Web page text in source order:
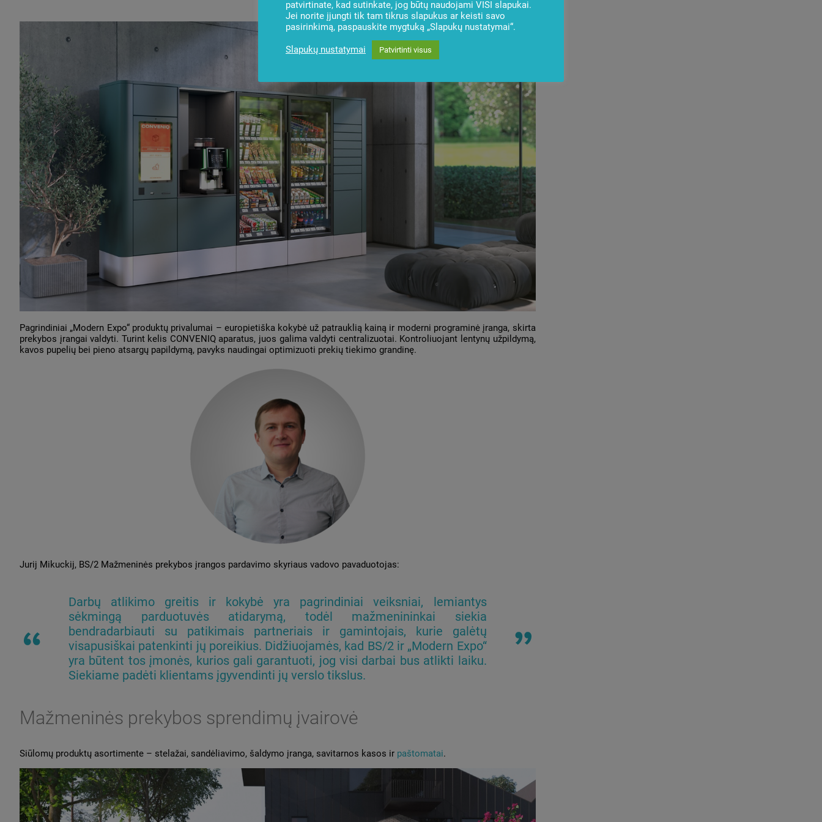
Pagrindiniai „Modern Expo“ produktų privalumai – europietiška kokybė už patrauklią kainą ir moderni programinė įranga, skirta
prekybos įrangai valdyti. Turint kelis CONVENIQ aparatus, juos galima valdyti centralizuotai. Kontroliuojant lentynų užpildymą,
kavos pupelių bei pieno atsargų papildymą, pavyks naudingai optimizuoti prekių tiekimo grandinę.
Jurij Mikuckij, BS/2 Mažmeninės prekybos įrangos pardavimo skyriaus vadovo pavaduotojas:
Darbų atlikimo greitis ir kokybė yra pagrindiniai veiksniai, lemiantys
sėkmingą parduotuvės atidarymą, todėl mažmenininkai siekia
bendradarbiauti su patikimais partneriais ir gamintojais, kurie galėtų
visapusiškai patenkinti jų poreikius. Didžiuojamės, kad BS/2 ir „Modern Expo“
yra būtent tos įmonės, kurios gali garantuoti, jog visi darbai bus atlikti laiku.
Siekiame padėti klientams įgyvendinti jų verslo tikslus.
Mažmeninės prekybos sprendimų įvairovė
Siūlomų produktų asortimente – stelažai, sandėliavimo, šaldymo įranga, savitarnos kasos ir paštomatai.
patvirtinate, kad sutinkate, jog būtų naudojami VISI slapukai.
Jei norite įjungti tik tam tikrus slapukus ar keisti savo
pasirinkimą, paspauskite mygtuką „Slapukų nustatymai“.
Slapukų nustatymai Patvirtinti visus